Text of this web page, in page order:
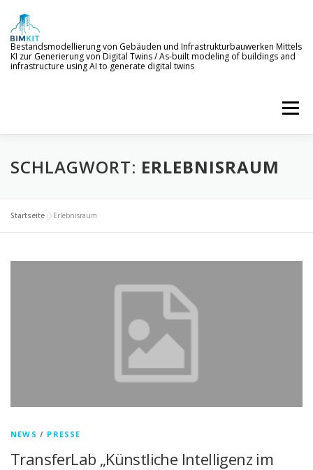
Inhalt
springen
Bestandsmodellierung von Gebäuden und Infrastrukturbauwerken Mittels
KI zur Generierung von Digital Twins / As-built modeling of buildings and
infrastructure using AI to generate digital twins
Menü
WILLKOMMEN ZIELE KI-SERVICES
PROJEKTERGEBNISSE
SCHLAGWORT: ERLEBNISRAUM
Startseite »Erlebnisraum
NEWS / PRESSE
TransferLab „Künstliche Intelligenz im